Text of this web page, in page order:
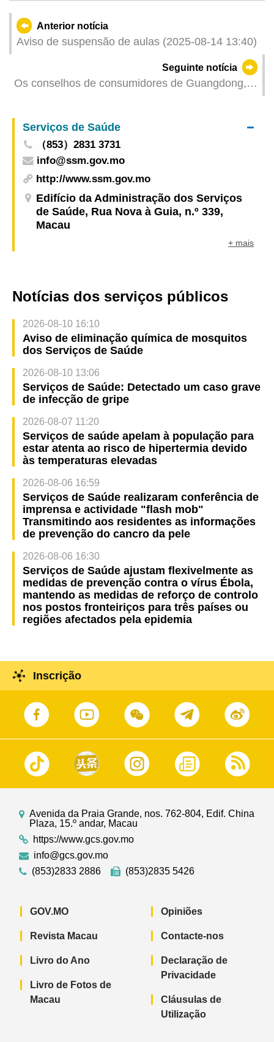
Anterior notícia
Aviso de suspensão de aulas (2025-08-14 13:40)
Seguinte notícia
Os conselhos de consumidores de Guangdong,
em termos de segurança e qualidade
Serviços de Saúde
（853）2831 3731
info@ssm.gov.mo
http://www.ssm.gov.mo
Edifício da Administração dos Serviços
de Saúde, Rua Nova à Guia, n.º 339,
Macau
+ mais
Notícias dos serviços públicos
2026-08-10 16:10
Aviso de eliminação química de mosquitos
dos Serviços de Saúde
2026-08-10 13:06
Serviços de Saúde: Detectado um caso grave
de infecção de gripe
2026-08-07 11:20
Serviços de saúde apelam à população para
estar atenta ao risco de hipertermia devido
às temperaturas elevadas
2026-08-06 16:59
Serviços de Saúde realizaram conferência de
imprensa e actividade "flash mob"
Transmitindo aos residentes as informações
de prevenção do cancro da pele
2026-08-06 16:30
Serviços de Saúde ajustam flexivelmente as
medidas de prevenção contra o vírus Ébola,
mantendo as medidas de reforço de controlo
nos postos fronteiriços para três países ou
regiões afectados pela epidemia
Inscrição
Avenida da Praia Grande, nos. 762-804, Edif. China
Plaza, 15.º andar, Macau
https://www.gcs.gov.mo
info@gcs.gov.mo
(853)2833 2886
(853)2835 5426
GOV.MO
Revista Macau
Livro do Ano
Livro de Fotos de
Macau
Opiniões
Contacte-nos
Declaração de
Privacidade
Cláusulas de
Utilização